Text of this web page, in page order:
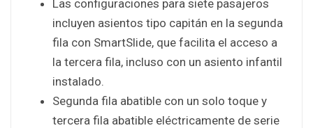
Las configuraciones para siete pasajeros
incluyen asientos tipo capitán en la segunda
fila con SmartSlide, que facilita el acceso a
la tercera fila, incluso con un asiento infantil
instalado.
Segunda fila abatible con un solo toque y
tercera fila abatible eléctricamente de serie